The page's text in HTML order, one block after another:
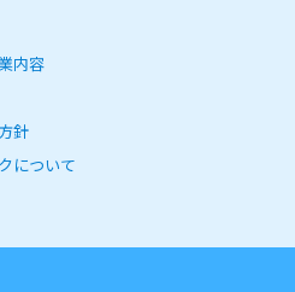
内容
針
について